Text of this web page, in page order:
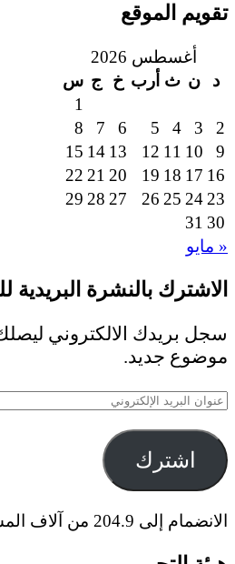
تقويم الموقع
أغسطس 2026
د
ن ث أرب خ ج س
1
2
3
4
5
6
7
8
9
10
11
12
13
14
15
16
17
18
19
20
21
22
23
24
25
26
27
28
29
30
31
« مايو
الاشترك بالنشرة البريدية
سجل بريدك الالكتروني
موضوع جديد.
عنوان
الإلكتروني
اشترك
الانضمام إلى 204.9 من آلاف المشتركين الآخرين